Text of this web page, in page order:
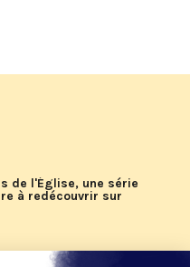
de l'Église, une série
à redécouvrir sur